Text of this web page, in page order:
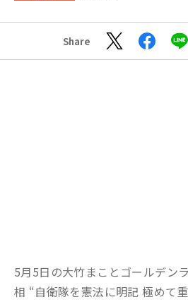
Share
5月5日の大竹まことゴールデン
相 “自衛隊を憲法に明記 極めて